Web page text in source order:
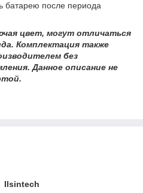
батарею после периода
цвет, могут отличаться
Комплектация также
без
Данное описание не
Ilsintech